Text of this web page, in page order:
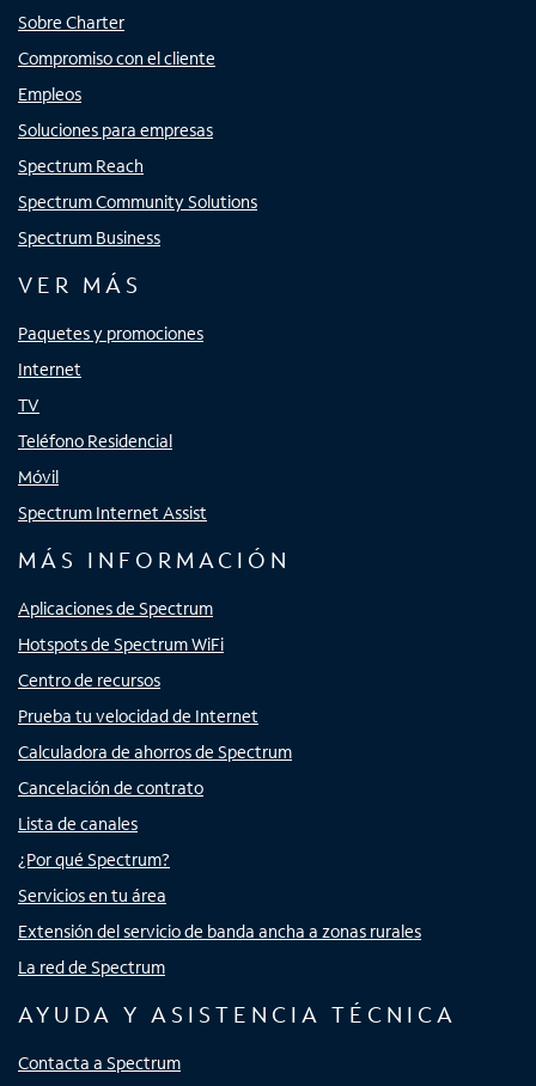
Sobre Charter
Compromiso con el cliente
Empleos
Soluciones para empresas
Spectrum Reach
Spectrum Community Solutions
Spectrum Business
VER MÁS
Paquetes y promociones
Internet
TV
Teléfono Residencial
Móvil
Spectrum Internet Assist
MÁS INFORMACIÓN
Aplicaciones de Spectrum
Hotspots de Spectrum WiFi
Centro de recursos
Prueba tu velocidad de Internet
Calculadora de ahorros de Spectrum
Cancelación de contrato
Lista de canales
¿Por qué Spectrum?
Servicios en tu área
Extensión del servicio de banda ancha a zonas rurales
La red de Spectrum
AYUDA Y ASISTENCIA TÉCNICA
Contacta a Spectrum